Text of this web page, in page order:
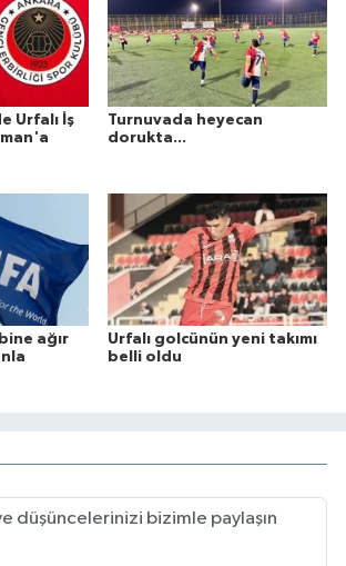
Urfalı İş
Turnuvada heyecan
dorukta...
ağır
Urfalı golcünün yeni takımı
belli oldu